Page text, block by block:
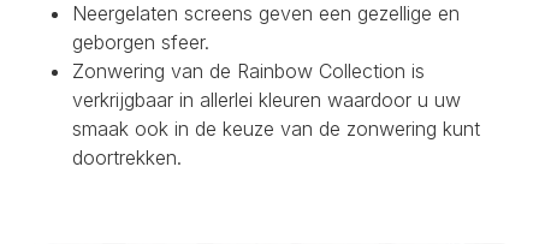
Neergelaten screens geven een gezellige en
geborgen sfeer.
Zonwering van de Rainbow Collection is
verkrijgbaar in allerlei kleuren waardoor u uw
smaak ook in de keuze van de zonwering kunt
doortrekken.